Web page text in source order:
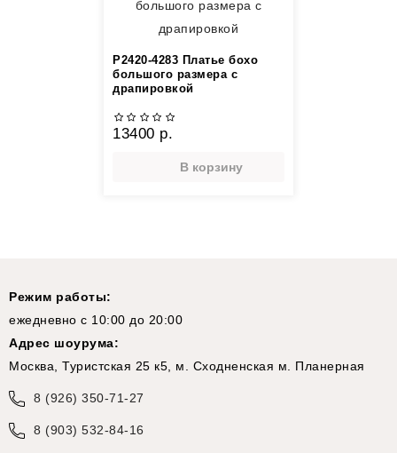
P2420-4283 Платье бохо
большого размера с
драпировкой
13400 р.
В корзину
Режим работы:
ежедневно с 10:00 до 20:00
Адрес шоурума:
Москва, Туристская 25 к5, м. Сходненская м. Планерная
8 (926) 350-71-27
8 (903) 532-84-16